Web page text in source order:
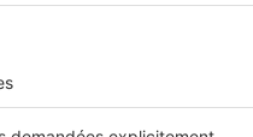
par la
toucher à la structure de